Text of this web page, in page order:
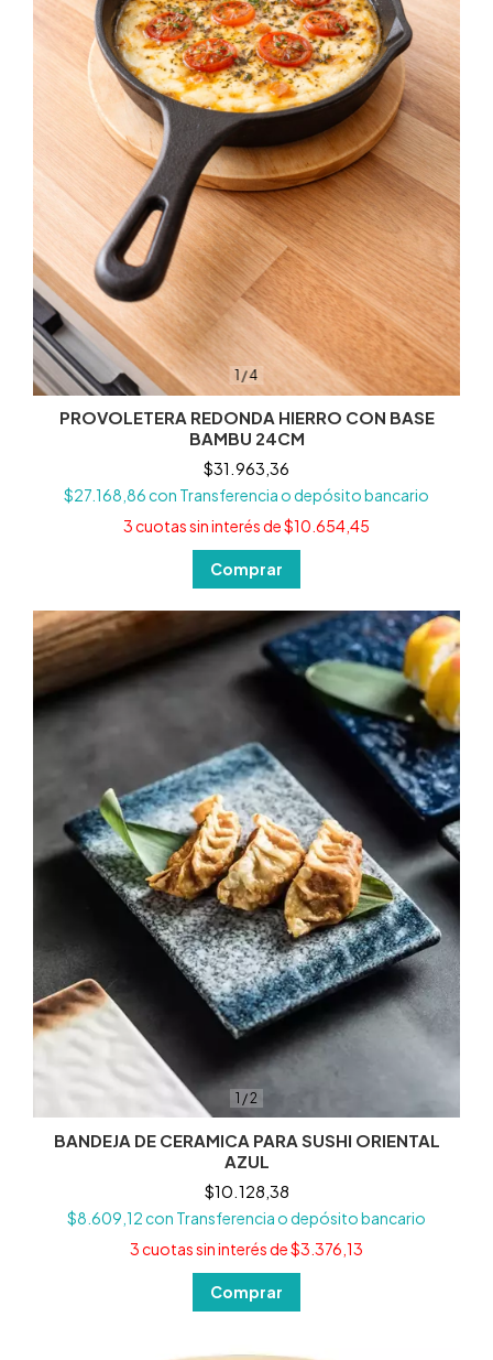
1 /4
PROVOLETERA REDONDA HIERRO CON BASE
BAMBU 24CM
$31.963,36
$27.168,86con Transferencia o depósito bancario
3cuotas sin interés de$10.654,45
1 /2
BANDEJA DE CERAMICA PARA SUSHI ORIENTAL
AZUL
$10.128,38
$8.609,12con Transferencia o depósito bancario
3cuotas sin interés de$3.376,13